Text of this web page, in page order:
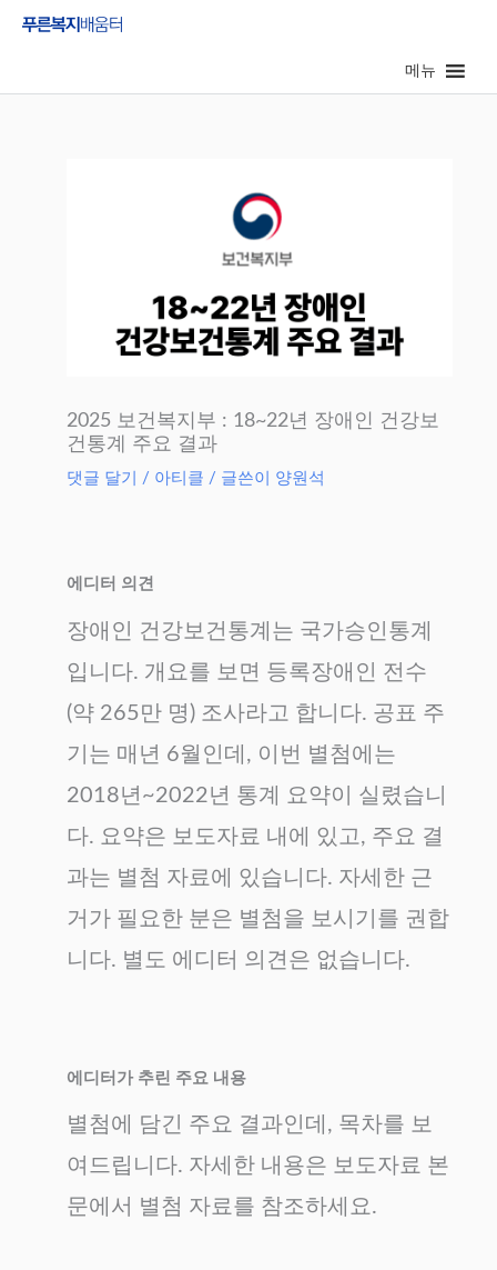
메뉴
2025 보건복지부 : 18~22년 장애인 건강보
건통계 주요 결과
댓글 달기 / 아티클 / 글쓴이 양원석
에디터 의견
장애인 건강보건통계는 국가승인통계
입니다. 개요를 보면 등록장애인 전수
(약 265만 명) 조사라고 합니다. 공표 주
기는 매년 6월인데, 이번 별첨에는
2018년~2022년 통계 요약이 실렸습니
다. 요약은 보도자료 내에 있고, 주요 결
과는 별첨 자료에 있습니다. 자세한 근
거가 필요한 분은 별첨을 보시기를 권합
니다. 별도 에디터 의견은 없습니다.
에디터가 추린 주요 내용
별첨에 담긴 주요 결과인데, 목차를 보
여드립니다. 자세한 내용은 보도자료 본
문에서 별첨 자료를 참조하세요.